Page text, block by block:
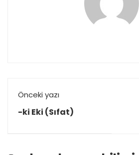
Önceki yazı
-ki Eki (Sıfat)